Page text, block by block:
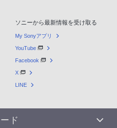
ソニーから最新情報を受け取る
My Sonyアプリ
YouTube
Facebook
X
LINE
ド